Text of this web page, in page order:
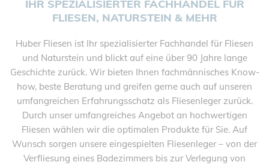
IHR SPEZIALISIERTER FACHHANDEL FÜR
FLIESEN, NATURSTEIN & MEHR
Huber Fliesen ist Ihr spezialisierter Fachhandel für Fliesen
und Naturstein und blickt auf eine über 90 Jahre lange
Geschichte zurück. Wir bieten Ihnen fachmännisches Know-
how, beste Beratung und greifen gerne auch auf unseren
umfangreichen Erfahrungsschatz als Fliesenleger zurück.
Durch unser umfangreiches Angebot an hochwertigen
Fliesen wählen wir die optimalen Produkte für Sie. Auf
Wunsch sorgen unsere eingespielten Fliesenleger – von der
Verfliesung eines Badezimmers bis zur Verlegung von